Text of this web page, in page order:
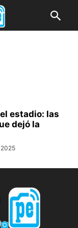
estadio: las
dejó la